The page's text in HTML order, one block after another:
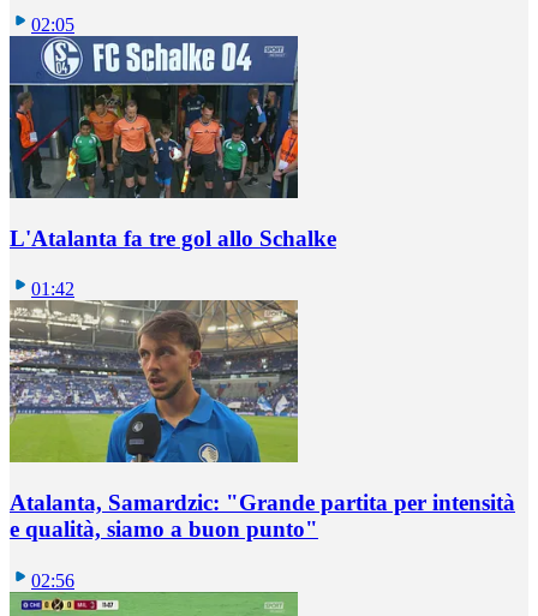
02:05
L'Atalanta fa tre gol allo Schalke
01:42
Atalanta, Samardzic: "Grande partita per intensità
e qualità, siamo a buon punto"
02:56